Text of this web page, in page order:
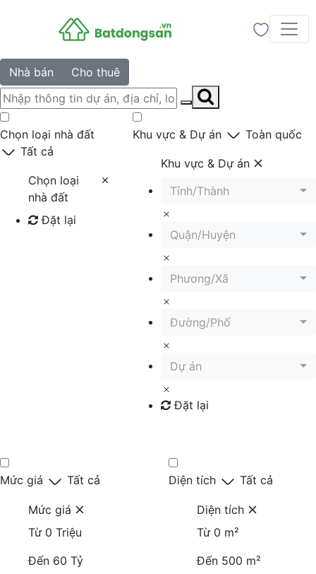
Nhà bán Cho thuê
Chọn loại nhà đất
Tất cả
Chọn loại
nhà đất
Đặt lại
Khu vực & Dự án Toàn quốc
Khu vực & Dự án
Tỉnh/Thành
Quận/Huyện
Phương/Xã
Đường/Phố
Dự án
Đặt lại
Mức giá Tất cả
Mức giá
Từ 0 Triệu
Đến 60 Tỷ
Diện tích Tất cả
Diện tích
Từ 0 m²
Đến 500 m²